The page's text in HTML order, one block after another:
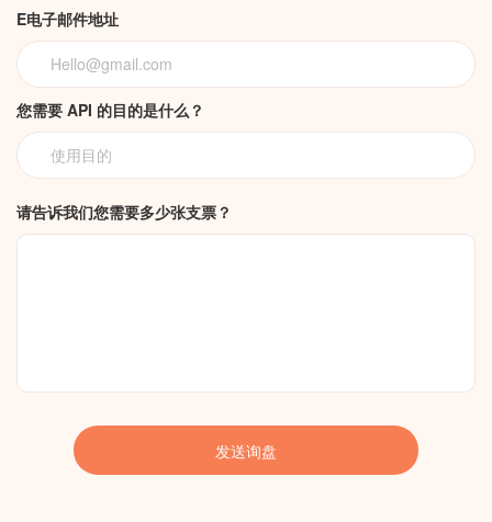
E电子邮件地址
您需要 API 的目的是什么？
请告诉我们您需要多少张支票？